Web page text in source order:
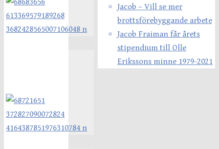
Jacob – Vill se mer
brottsförebyggande arbete
Jacob Fraiman får årets
stipendium till Olle
Erikssons minne 1979-2021